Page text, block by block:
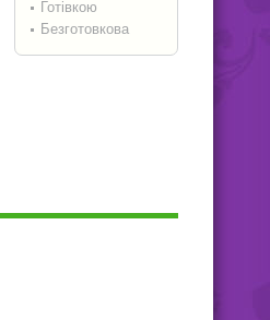
Готівкою
Безготовкова